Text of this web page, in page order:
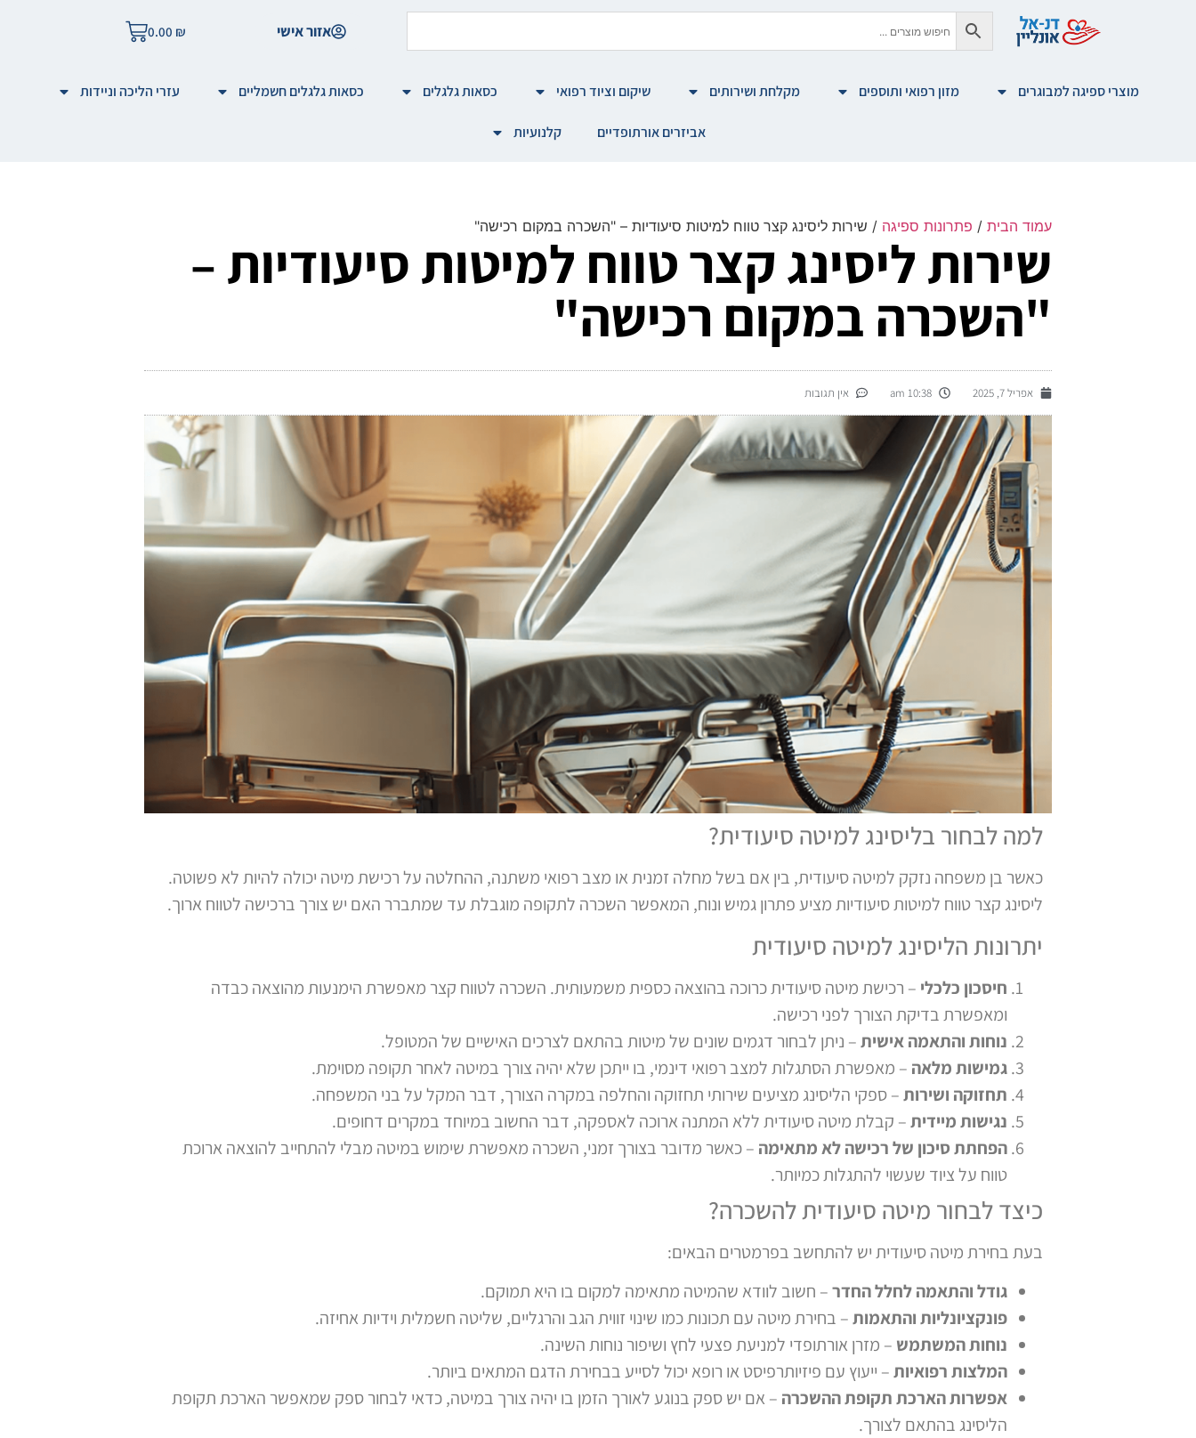
אזור אישי 0.00 ₪
מוצרי ספיגה למבוגרים מזון רפואי ותוספים מקלחת ושירותים שיקום וציוד רפואי כסאות גלגלים כסאות גלגלים חשמליים עזרי הליכה וניידות
אביזרים אורתופדיים קלנועיות
עמוד הבית / פתרונות ספיגה / שירות ליסינג קצר טווח למיטות סיעודיות – "השכרה במקום רכישה"
שירות ליסינג קצר טווח למיטות סיעודיות –
"השכרה במקום רכישה"
אפריל 7, 2025 10:38 am אין תגובות
למה לבחור בליסינג למיטה סיעודית?
כאשר בן משפחה נזקק למיטה סיעודית, בין אם בשל מחלה זמנית או מצב רפואי משתנה, ההחלטה על רכישת מיטה יכולה להיות לא פשוטה.
ליסינג קצר טווח למיטות סיעודיות מציע פתרון גמיש ונוח, המאפשר השכרה לתקופה מוגבלת עד שמתברר האם יש צורך ברכישה לטווח ארוך.
יתרונות הליסינג למיטה סיעודית
חיסכון כלכלי – רכישת מיטה סיעודית כרוכה בהוצאה כספית משמעותית. השכרה לטווח קצר מאפשרת הימנעות מהוצאה כבדה
ומאפשרת בדיקת הצורך לפני רכישה.
נוחות והתאמה אישית– ניתן לבחור דגמים שונים של מיטות בהתאם לצרכים האישיים של המטופל.
גמישות מלאה – מאפשרת הסתגלות למצב רפואי דינמי, בו ייתכן שלא יהיה צורך במיטה לאחר תקופה מסוימת.
תחזוקה ושירות– ספקי הליסינג מציעים שירותי תחזוקה והחלפה במקרה הצורך, דבר המקל על בני המשפחה.
נגישות מיידית– קבלת מיטה סיעודית ללא המתנה ארוכה לאספקה, דבר החשוב במיוחד במקרים דחופים.
הפחתת סיכון של רכישה לא מתאימה – כאשר מדובר בצורך זמני, השכרה מאפשרת שימוש במיטה מבלי להתחייב להוצאה ארוכת
טווח על ציוד שעשוי להתגלות כמיותר.
כיצד לבחור מיטה סיעודית להשכרה?
בעת בחירת מיטה סיעודית יש להתחשב בפרמטרים הבאים:
גודל והתאמה לחלל החדר– חשוב לוודא שהמיטה מתאימה למקום בו היא תמוקם.
פונקציונליות והתאמות– בחירת מיטה עם תכונות כמו שינוי זווית הגב והרגליים, שליטה חשמלית וידיות אחיזה.
נוחות המשתמש – מזרן אורתופדי למניעת פצעי לחץ ושיפור נוחות השינה.
המלצות רפואיות– ייעוץ עם פיזיותרפיסט או רופא יכול לסייע בבחירת הדגם המתאים ביותר.
אפשרות הארכת תקופת ההשכרה – אם יש ספק בנוגע לאורך הזמן בו יהיה צורך במיטה, כדאי לבחור ספק שמאפשר הארכת תקופת
הליסינג בהתאם לצורך.